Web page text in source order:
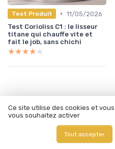
Test Produit • 11/05/2026
Test Corioliss C1 : le lisseur
titane qui chauffe vite et
fait le job, sans chichi
★★★★★
★★★★★
Les articles par date
Ce site utilise des cookies et
vous souhaitez activer
Tout accepter